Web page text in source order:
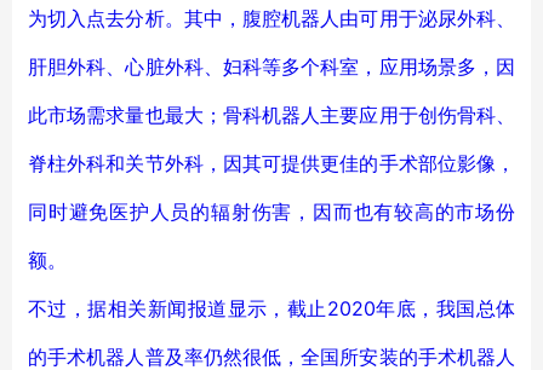
为切入点去分析。其中，腹腔机器人由可用于泌尿外科、
肝胆外科、心脏外科、妇科等多个科室，应用场景多，因
此市场需求量也最大；骨科机器人主要应用于创伤骨科、
脊柱外科和关节外科，因其可提供更佳的手术部位影像，
同时避免医护人员的辐射伤害，因而也有较高的市场份
额。
不过，据相关新闻报道显示，截止2020年底，我国总体
的手术机器人普及率仍然很低，全国所安装的手术机器人